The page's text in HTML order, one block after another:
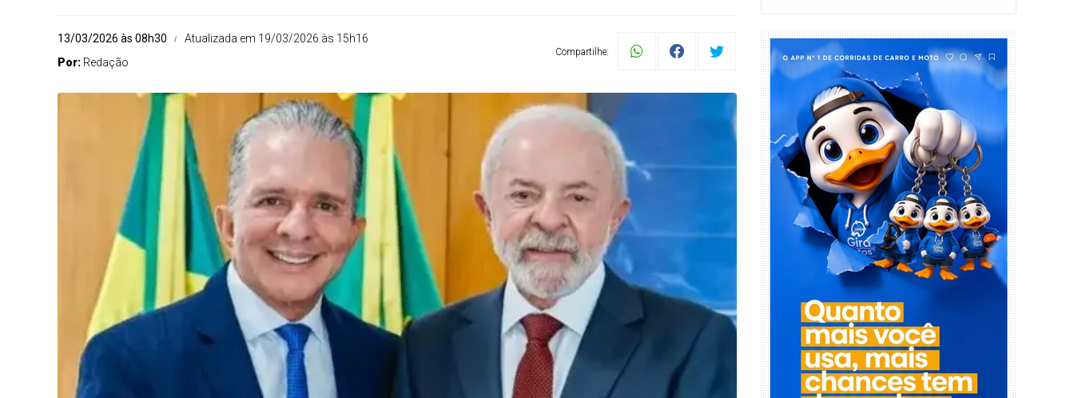
13/03/2026 às 08h30
Atualizada em 19/03/2026 às 15h16
Por: Redação
Compartilhe: